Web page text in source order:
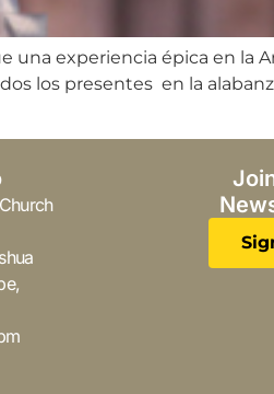
una experiencia épica en la
los presentes en la